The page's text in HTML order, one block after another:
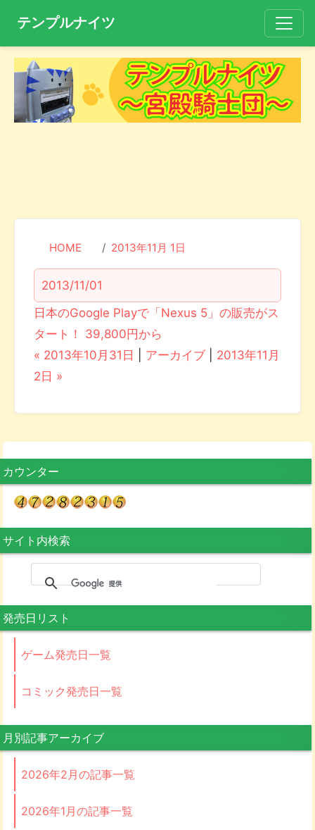
テンプルナイツ
HOME 2013年11月 1日
2013/11/01
日本のGoogle Playで「Nexus 5」の販売がス
タート！ 39,800円から
« 2013年10月31日
アーカイブ
2013年11月
2日 »
カウンター
サイト内検索
発売日リスト
ゲーム発売日一覧
コミック発売日一覧
月別記事アーカイブ
2026年2月の記事一覧
2026年1月の記事一覧